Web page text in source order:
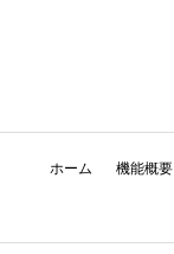
ホーム 機能概要